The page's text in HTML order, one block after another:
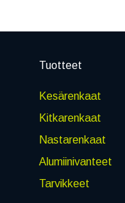
Tuotteet
Kesärenkaat
Kitkarenkaat
Nastarenkaat
Alumiinivanteet
Tarvikkeet